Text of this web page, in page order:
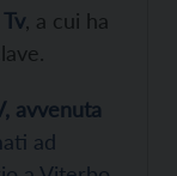
, a cui ha
avvenuta
ad